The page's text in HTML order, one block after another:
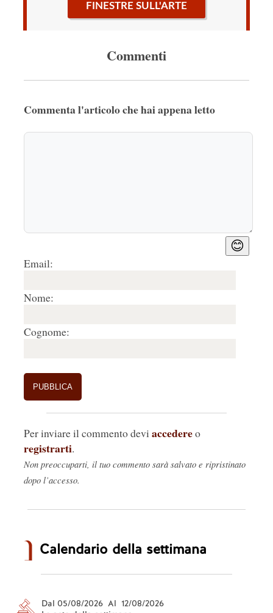
FINESTRE SULL'ARTE
Commenti
Commenta l'articolo che hai appena letto
😊
Email:
Nome:
Cognome:
Per inviare il commento devi accedereo
registrarti.
Non preoccuparti, il tuo commento sarà salvato e ripristinato
dopo l’accesso.
Calendario della settimana
Dal 05/08/2026 Al 12/08/2026